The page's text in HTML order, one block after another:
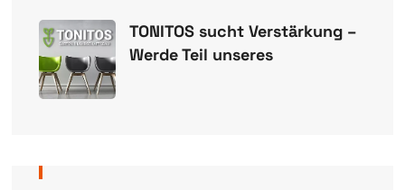
TONITOS sucht Verstärkung –
Werde Teil unseres